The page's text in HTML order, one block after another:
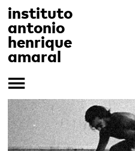
instituto
antonio
henrique
amaral